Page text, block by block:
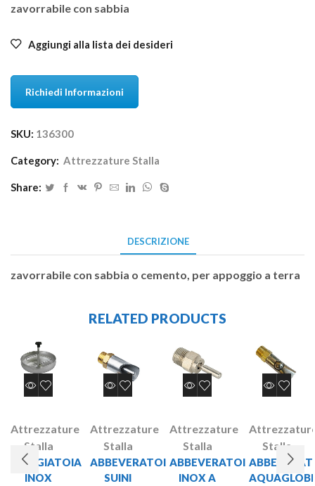
zavorrabile con sabbia
Aggiungi alla lista dei desideri
Richiedi Informazioni
SKU: 136300
Category: Attrezzature Stalla
Share:
DESCRIZIONE
zavorrabile con sabbia o cemento, per appoggio a terra
RELATED PRODUCTS
Attrezzature
Stalla
MANGIATOIA
INOX
Attrezzature
Stalla
ABBEVERATOI
SUINI
Attrezzature
Stalla
ABBEVERATOI
INOX A
Stalla